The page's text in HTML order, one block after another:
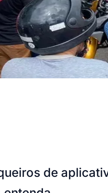
de